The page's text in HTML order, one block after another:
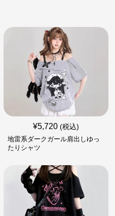
¥5,720 (税込)
地雷系ダークガール肩出しゆっ
たりシャツ